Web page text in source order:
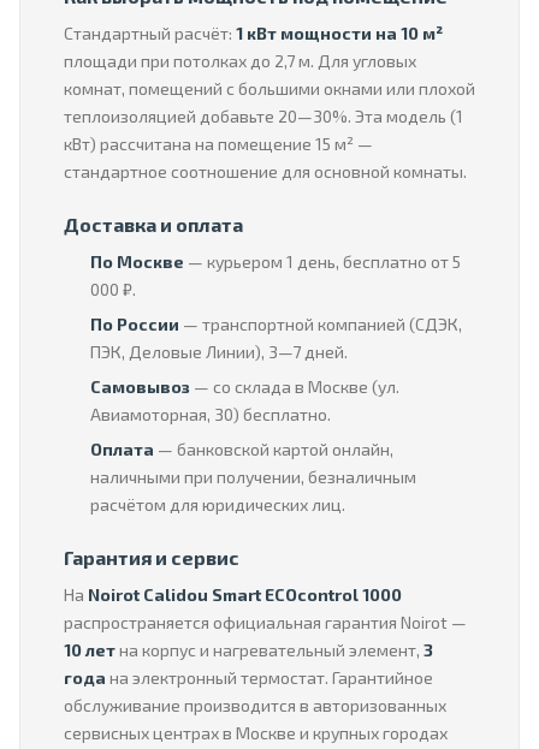
Стандартный расчёт: 1 кВт мощности на 10 м²
площади при потолках до 2,7 м. Для угловых
комнат, помещений с большими окнами или плохой
теплоизоляцией добавьте 20—30%. Эта модель (1
кВт) рассчитана на помещение 15 м² —
стандартное соотношение для основной комнаты.
Доставка и оплата
По Москве — курьером 1 день, бесплатно от 5
000 ₽.
По России — транспортной компанией (СДЭК,
ПЭК, Деловые Линии), 3—7 дней.
Самовывоз — со склада в Москве (ул.
Авиамоторная, 30) бесплатно.
Оплата — банковской картой онлайн,
наличными при получении, безналичным
расчётом для юридических лиц.
Гарантия и сервис
На Noirot Calidou Smart ECOcontrol 1000
распространяется официальная гарантия Noirot —
10 летна корпус и нагревательный элемент, 3
года на электронный термостат. Гарантийное
обслуживание производится в авторизованных
сервисных центрах в Москве и крупных городах